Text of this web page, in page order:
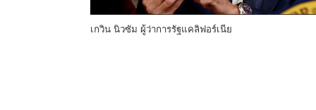
เกวิน นิวซัม ผู้ว่าการรัฐแคลิฟอร์เนีย